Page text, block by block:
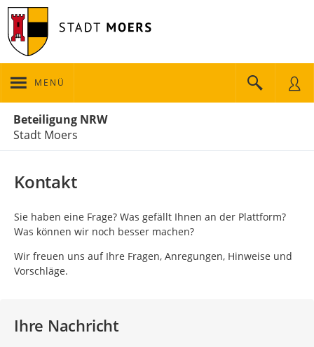
MENÜ
Beteiligung NRW
Stadt Moers
Kontakt
Sie haben eine Frage? Was gefällt Ihnen an der Plattform?
Was können wir noch besser machen?
Wir freuen uns auf Ihre Fragen, Anregungen, Hinweise und
Vorschläge.
Ihre Nachricht